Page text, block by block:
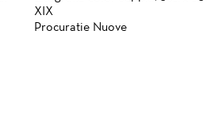
XIX
Procuratie Nuove